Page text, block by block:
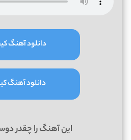
دانلود آهنگ
دانلود آهنگ
این آهنگ را چقدر